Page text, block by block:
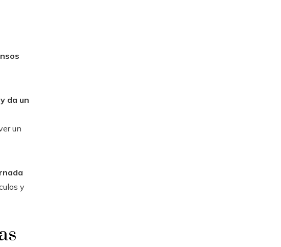
da un
un
y